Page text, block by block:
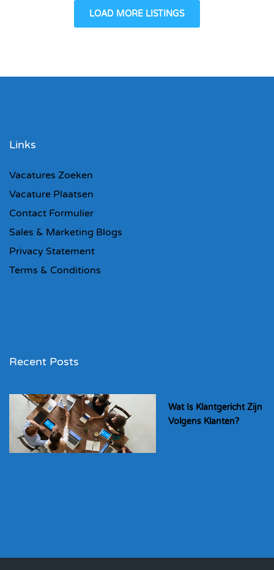
LOAD MORE LISTINGS
Links
Vacatures Zoeken
Vacature Plaatsen
Contact Formulier
Sales & Marketing Blogs
Privacy Statement
Terms & Conditions
Recent Posts
Wat Is Klantgericht Zijn
Volgens Klanten?